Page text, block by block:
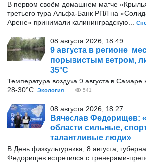
В первом своём домашнем матче
третьего тура Альфа-Банк РПЛ на
Арене» принимали калининградскую...
08 августа 2026, 18:49
9 августа в регионе
порывистым ветром,
35°С
Температура воздуха 9 августа в
28-30°С.
Экология 541
08 августа 2026, 18:27
Вячеслав Федорищев:
области сильные,
талантливые люди»
В День физкультурника, 8 августа,
Федорищев встретился с тренерами-